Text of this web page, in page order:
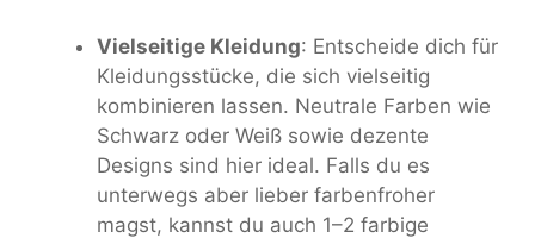
Vielseitige Kleidung: Entscheide dich für
Kleidungsstücke, die sich vielseitig
kombinieren lassen. Neutrale Farben wie
Schwarz oder Weiß sowie dezente
Designs sind hier ideal. Falls du es
unterwegs aber lieber farbenfroher
magst, kannst du auch 1–2 farbige